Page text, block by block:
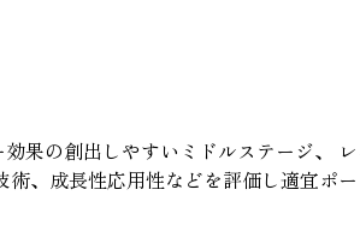
効果の創出しやすいミドルステージ、
術、成長性応用性などを評価し適宜ポ